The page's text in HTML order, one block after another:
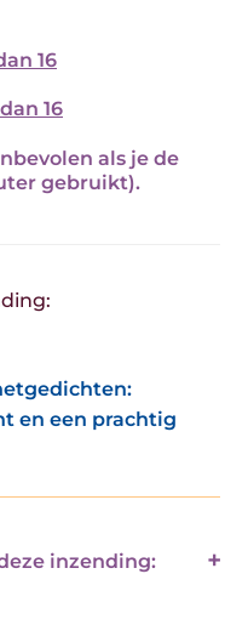
16
16
als je de
gebruikt).
en een prachtig
inzending: